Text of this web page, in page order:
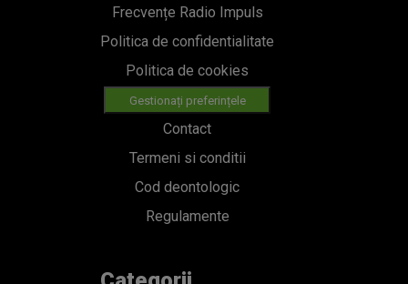
Frecvențe Radio Impuls
Politica de confidentialitate
Politica de cookies
Gestionați preferințele
Contact
Termeni si conditii
Cod deontologic
Regulamente